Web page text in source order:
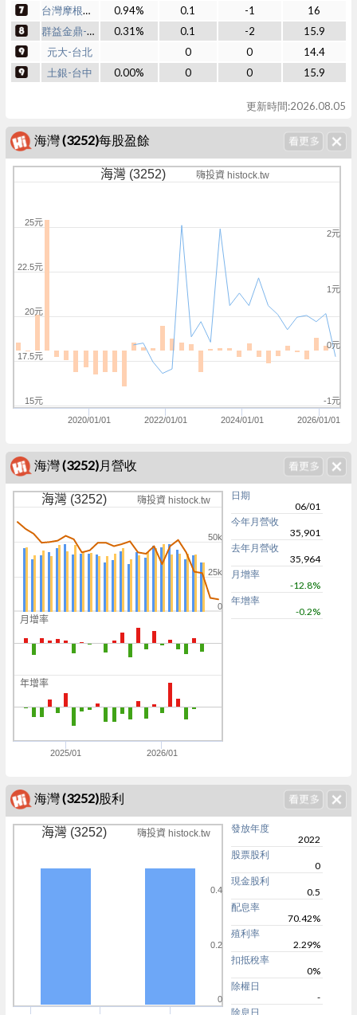
台灣摩根士丹利
0.94% 0.1 -1
16
群益金鼎-開元
0.31% 0.1 -2
15.9
元大-台北
0 0
14.4
土銀-台中
0.00% 0 0 15.9
更新時間:2026.08.05
海灣 (3252)每股盈餘
海灣 (3252) 嗨投資 histock.tw
2020/01/01 2022/01/01 2024/01/01 2026/01/01
-1元
0元
1元
2元
15元
17.5元
20元
22.5元
25元
海灣 (3252)月營收
月增率
年增率
海灣 (3252) 嗨投資 histock.tw
2025/01 2026/01
0
25k
50k
日期
06/01
今年月營收
35,901
去年月營收
35,964
月增率
-12.8%
年增率
-0.2%
海灣 (3252)股利
海灣 (3252) 嗨投資 histock.tw
0
0.2
0.4
發放年度
2022
股票股利
0
現金股利
0.5
配息率
70.42%
殖利率
2.29%
扣抵稅率
0%
除權日
-
除息日